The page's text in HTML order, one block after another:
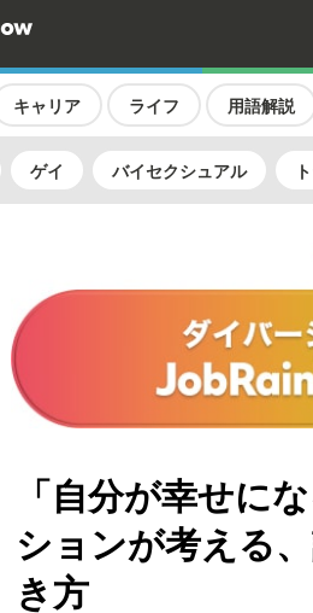
キャリア ライフ 用語解説
ゲイ バイセクシュアル
「自分が幸せに
ションが考える
き方